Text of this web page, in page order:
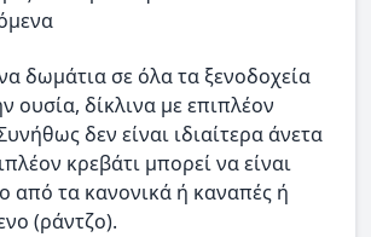
δωμάτια σε όλα τα ξενοδοχεία
ουσία, δίκλινα με επιπλέον
δεν είναι ιδιαίτερα άνετα
κρεβάτι μπορεί να είναι
από τα κανονικά ή καναπές ή
(ράντζο).